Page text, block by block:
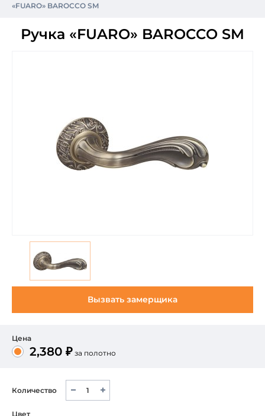
«FUARO» BAROCCO SM
Ручка «FUARO» BAROCCO SM
Вызвать замерщика
Цена
2,380 ₽ за полотно
Количество
Цвет